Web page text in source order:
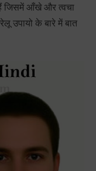
हैं जिसमें आँखे और त्वचा
उपायो के बारे में बात